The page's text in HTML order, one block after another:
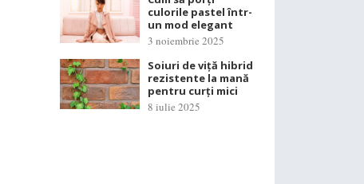
culorile pastel într-
un mod elegant
3 noiembrie 2025
Soiuri de viță hibrid
rezistente la mană
pentru curți mici
8 iulie 2025